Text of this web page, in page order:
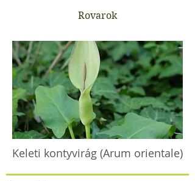
Rovarok
Keleti kontyvirág (Arum orientale)